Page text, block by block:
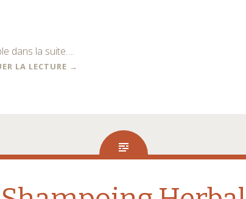
dans la suite….
LA LECTURE →